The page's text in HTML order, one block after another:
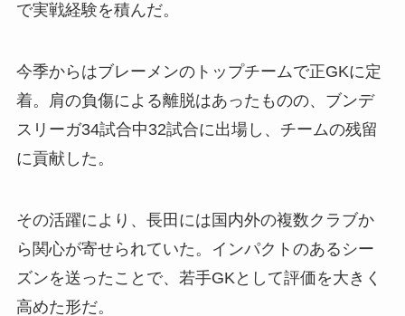
で実戦経験を積んだ。
今季からはブレーメンのトップチームで正GKに定
着。肩の負傷による離脱はあったものの、ブンデ
スリーガ34試合中32試合に出場し、チームの残留
に貢献した。
その活躍により、長田には国内外の複数クラブか
ら関心が寄せられていた。インパクトのあるシー
ズンを送ったことで、若手GKとして評価を大きく
高めた形だ。